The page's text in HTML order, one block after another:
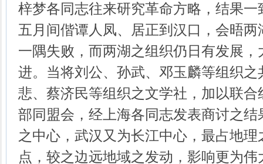
梓梦各同志往来研究革命方略，结果
五月间偕谭人凤、居正到汉口，会晤
一隅失败，而两湖之组织仍日有发展
进。当将刘公、孙武、邓玉麟等组织
悲、蔡济民等组织之文学社，加以联
部同盟会，经上海各同志发表商讨之
之中心，武汉又为长江中心，最占地
点，较之边远地域之发动，影响更为